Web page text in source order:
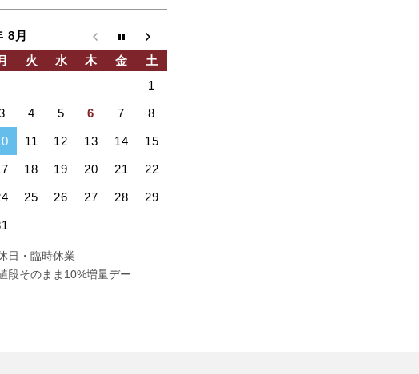
8月
火 水 木 金
土
1
4 5 6 7 8
11 12 13 14 15
18 19 20 21 22
25 26 27 28 29
日・臨時休業
段そのまま10%増量デー